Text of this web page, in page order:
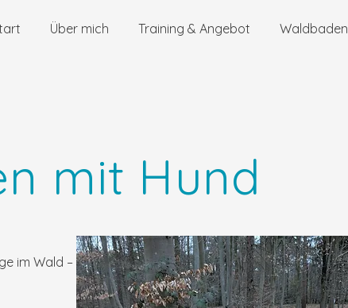
Über mich Training & Angebot Waldbaden
mit Hund
im Wald –